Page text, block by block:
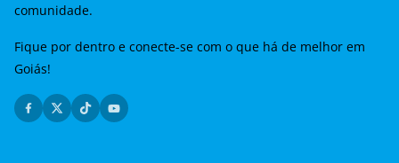
comunidade.
Fique por dentro e conecte-se com o que há de melhor em
Goiás!